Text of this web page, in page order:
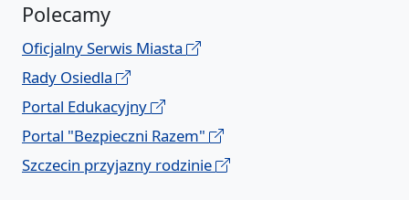
Polecamy
Oficjalny Serwis Miasta
Rady Osiedla
Portal Edukacyjny
Portal "Bezpieczni Razem"
Szczecin przyjazny rodzinie